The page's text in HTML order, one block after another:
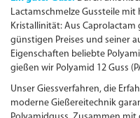
Lactamschmelze Gussteile
Kristallinität: Aus Caprolactam
günstigen Preises und seiner
Eigenschaften beliebte
gießen wir Polyamid 12 Guss
Unser Giessverfahren, die
moderne Gießereitechnik